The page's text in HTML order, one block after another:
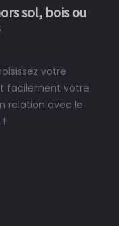
sol, bois ou
votre
facilement votre
relation avec le